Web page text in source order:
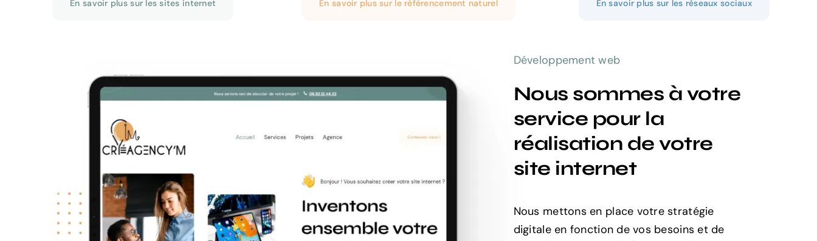
En savoir plus sur les sites internet En savoir plus sur le référencement naturel En savoir plus sur les réseaux sociaux
Développement web
Nous sommes à votre
service pour la
réalisation de votre
site internet
Nous mettons en place votre stratégie
digitale en fonction de vos besoins et de